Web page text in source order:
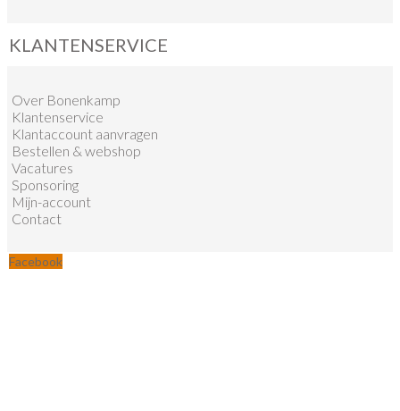
KLANTENSERVICE
Over Bonenkamp
Klantenservice
Klantaccount aanvragen
Bestellen & webshop
Vacatures
Sponsoring
Mijn-account
Contact
Facebook